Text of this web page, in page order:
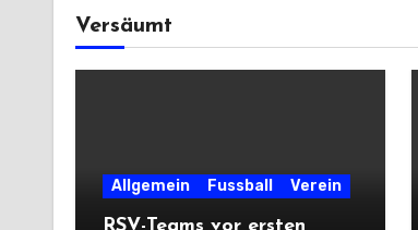
Versäumt
Allgemein Fussball Verein